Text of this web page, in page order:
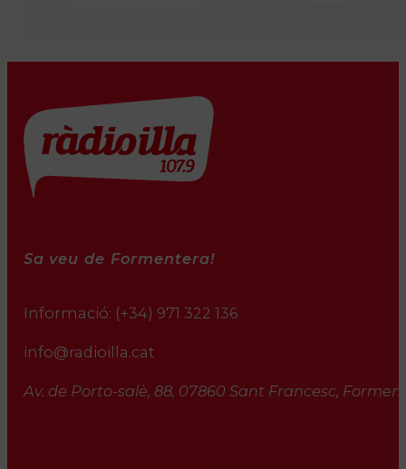
Sa veu de Formentera!
Informació: (+34) 971 322 136
info@radioilla.cat
Av. de Porto-salè, 88, 07860 Sant Francesc,